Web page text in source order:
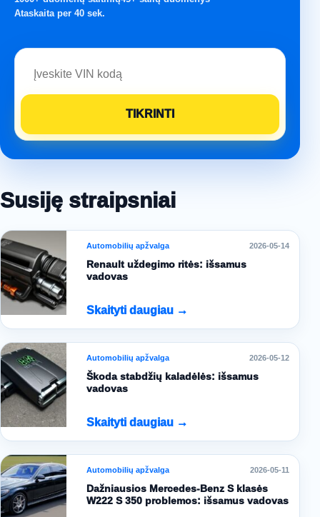
Ataskaita per 40 sek.
Susiję straipsniai
Automobilių apžvalga 2026-05-14
Renault uždegimo ritės: išsamus
vadovas
Skaityti daugiau →
Automobilių apžvalga 2026-05-12
Škoda stabdžių kaladėlės: išsamus
vadovas
Skaityti daugiau →
Automobilių apžvalga 2026-05-11
Dažniausios Mercedes-Benz S klasės
W222 S 350 problemos: išsamus vadovas